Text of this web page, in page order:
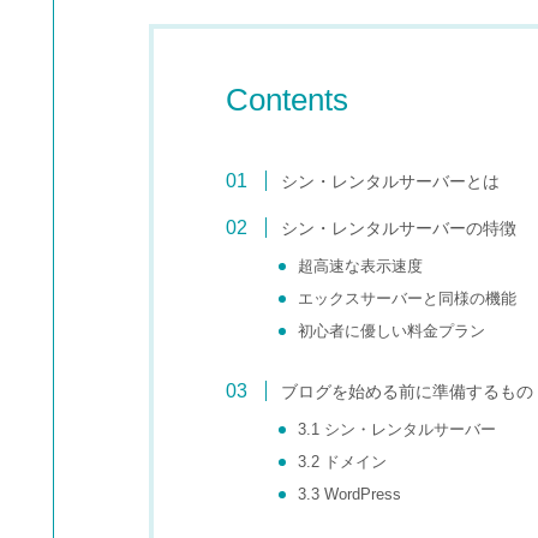
Contents
シン・レンタルサーバーとは
シン・レンタルサーバーの特徴
超高速な表示速度
エックスサーバーと同様の機能
初心者に優しい料金プラン
ブログを始める前に準備するもの
3.1 シン・レンタルサーバー
3.2 ドメイン
3.3 WordPress